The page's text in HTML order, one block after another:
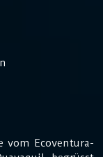
vom Ecoventura-